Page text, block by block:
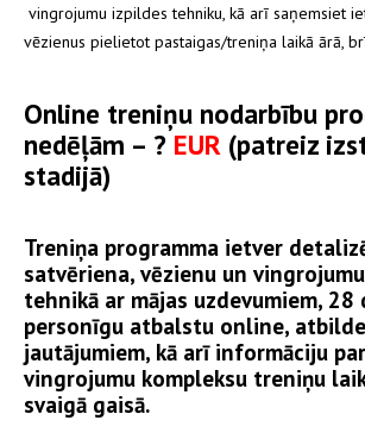
vingrojumu izpildes tehniku, kā arī saņemsiet
vēzienus pielietot pastaigas/treniņa laikā ārā,
Online treniņu nodarbību
nedēļām – ? EUR (patreiz
stadijā)
Treniņa programma ietver
satvēriena, vēzienu un
tehnikā ar mājas uzdevumiem, 28
personīgu atbalstu online,
jautājumiem, kā arī informāciju
vingrojumu kompleksu treniņu
svaigā gaisā.